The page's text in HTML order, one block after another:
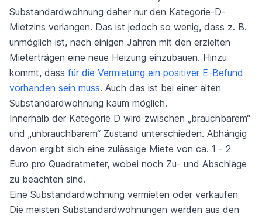
Substandardwohnung daher nur den Kategorie-D-
Mietzins verlangen. Das ist jedoch so wenig, dass z. B.
unmöglich ist, nach einigen Jahren mit den erzielten
Mieterträgen eine neue Heizung einzubauen. Hinzu
kommt, dass für die Vermietung ein positiver E-Befund
vorhanden sein muss. Auch das ist bei einer alten
Substandardwohnung kaum möglich.
Innerhalb der Kategorie D wird zwischen „brauchbarem“
und „unbrauchbarem“ Zustand unterschieden. Abhängig
davon ergibt sich eine zulässige Miete von ca. 1 - 2
Euro pro Quadratmeter, wobei noch Zu- und Abschläge
zu beachten sind.
Eine Substandardwohnung vermieten oder verkaufen
Die meisten Substandardwohnungen werden aus den